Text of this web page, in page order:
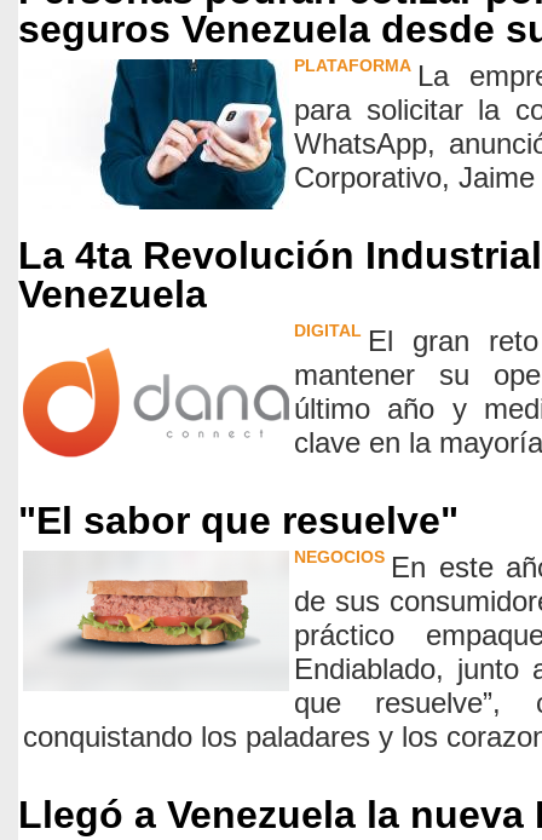
seguros Venezuela desde
PLATAFORMA La
para solicitar la
WhatsApp,
Corporativo,
La 4ta Revolución
Venezuela
DIGITAL El gran
mantener su
último año y
clave en la mayoría
"El sabor que resuelve"
NEGOCIOS En este
de sus
práctico
Endiablado, junto
que
conquistando los paladares y los
Llegó a Venezuela la nueva